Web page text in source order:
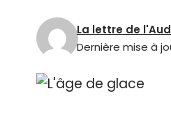
Dernière mise à
La lettre de